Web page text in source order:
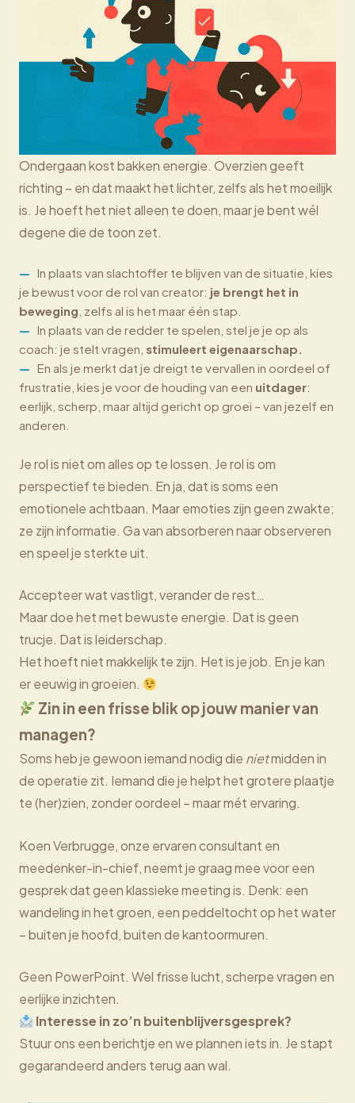
Ondergaan kost bakken energie. Overzien geeft
richting – en dat maakt het lichter, zelfs als het moeilijk
is. Je hoeft het niet alleen te doen, maar je bent wél
degene die de toon zet.
In plaats van slachtoffer te blijven van de situatie, kies
je bewust voor de rol van creator: je brengt het in
beweging , zelfs al is het maar één stap.
In plaats van de redder te spelen, stel je je op als
coach: je stelt vragen, stimuleert eigenaarschap.
En als je merkt dat je dreigt te vervallen in oordeel of
frustratie, kies je voor de houding van een uitdager:
eerlijk, scherp, maar altijd gericht op groei – van jezelf en
anderen.
Je rol is niet om alles op te lossen. Je rol is om
perspectief te bieden. En ja, dat is soms een
emotionele achtbaan. Maar emoties zijn geen zwakte;
ze zijn informatie. Ga van absorberen naar observeren
en speel je sterkte uit.
Accepteer wat vastligt, verander de rest…
Maar doe het met bewuste energie. Dat is geen
trucje. Dat is leiderschap.
Het hoeft niet makkelijk te zijn. Het is je job. En je kan
er eeuwig in groeien.
Zin in een frisse blik op jouw manier van
managen?
Soms heb je gewoon iemand nodig die nietmidden in
de operatie zit. Iemand die je helpt het grotere plaatje
te (her)zien, zonder oordeel – maar mét ervaring.
Koen Verbrugge, onze ervaren consultant en
meedenker-in-chief, neemt je graag mee voor een
gesprek dat geen klassieke meeting is. Denk: een
wandeling in het groen, een peddeltocht op het water
– buiten je hoofd, buiten de kantoormuren.
Geen PowerPoint. Wel frisse lucht, scherpe vragen en
eerlijke inzichten.
Interesse in zo’n buitenblijversgesprek?
Stuur ons een berichtje en we plannen iets in. Je stapt
gegarandeerd anders terug aan wal.